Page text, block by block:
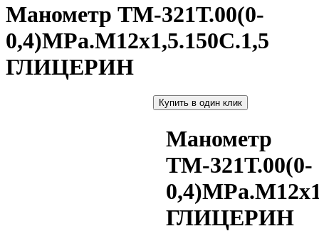
Манометр ТМ-321Т.00(0-
0,4)MPa.М12х1,5.150С.1,5
ГЛИЦЕРИН
Купить в один клик
Манометр
ТМ-321Т.00(0-
ГЛИЦЕРИН